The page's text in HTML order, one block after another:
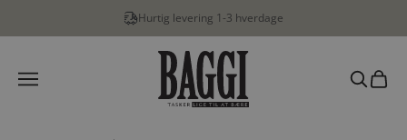
Hurtig levering 1-3 hverdage
BAGGI
Menu
Søg